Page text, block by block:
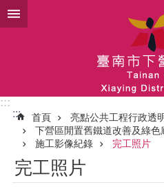
跳到主要內容區塊
:::
:::
首頁 亮點公共工程行政透
下營區閒置舊鐵道改善及綠色
施工影像紀錄
完工照片
完工照片